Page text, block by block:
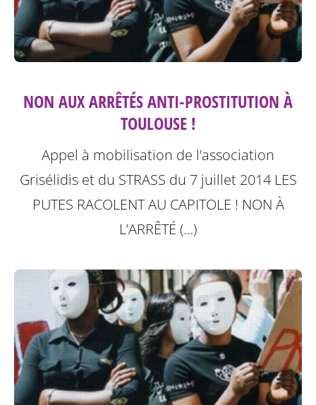
NON AUX ARRÊTÉS ANTI-PROSTITUTION À
TOULOUSE !
Appel à mobilisation de l’association
Grisélidis et du STRASS du 7 juillet 2014 LES
PUTES RACOLENT AU CAPITOLE ! NON À
L’ARRÊTÉ (…)